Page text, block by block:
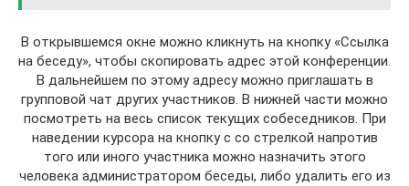
В открывшемся окне можно кликнуть на кнопку «Ссылка
на беседу», чтобы скопировать адрес этой конференции.
В дальнейшем по этому адресу можно приглашать в
групповой чат других участников. В нижней части можно
посмотреть на весь список текущих собеседников. При
наведении курсора на кнопку с со стрелкой напротив
того или иного участника можно назначить этого
человека администратором беседы, либо удалить его из